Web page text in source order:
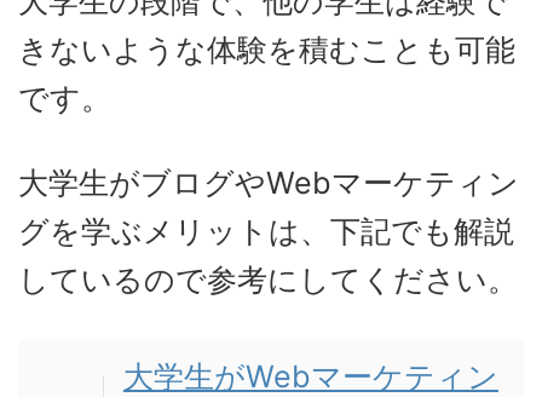
きないような体験を積むことも可能
です。
大学生がブログやWebマーケティン
グを学ぶメリットは、下記でも解説
しているので参考にしてください。
大学生がWebマーケティン